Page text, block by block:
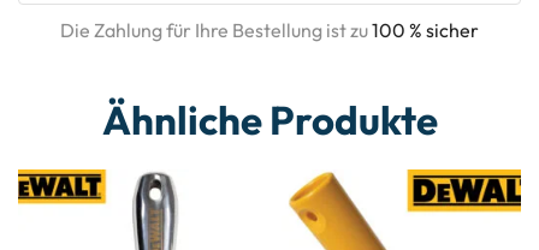
Die Zahlung für Ihre Bestellung ist zu100 % sicher
Ähnliche Produkte